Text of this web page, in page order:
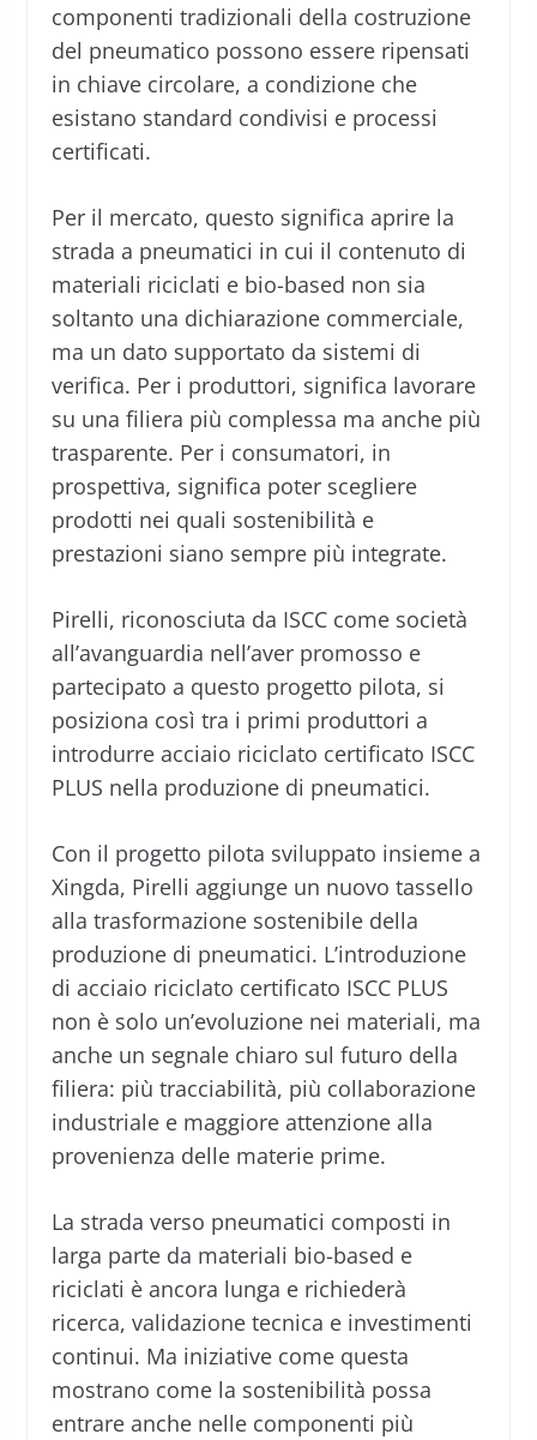
componenti tradizionali della costruzione
del pneumatico possono essere ripensati
in chiave circolare, a condizione che
esistano standard condivisi e processi
certificati.
Per il mercato, questo significa aprire la
strada a pneumatici in cui il contenuto di
materiali riciclati e bio-based non sia
soltanto una dichiarazione commerciale,
ma un dato supportato da sistemi di
verifica. Per i produttori, significa lavorare
su una filiera più complessa ma anche più
trasparente. Per i consumatori, in
prospettiva, significa poter scegliere
prodotti nei quali sostenibilità e
prestazioni siano sempre più integrate.
Pirelli, riconosciuta da ISCC come società
all’avanguardia nell’aver promosso e
partecipato a questo progetto pilota, si
posiziona così tra i primi produttori a
introdurre acciaio riciclato certificato ISCC
PLUS nella produzione di pneumatici.
Con il progetto pilota sviluppato insieme a
Xingda, Pirelli aggiunge un nuovo tassello
alla trasformazione sostenibile della
produzione di pneumatici. L’introduzione
di acciaio riciclato certificato ISCC PLUS
non è solo un’evoluzione nei materiali, ma
anche un segnale chiaro sul futuro della
filiera: più tracciabilità, più collaborazione
industriale e maggiore attenzione alla
provenienza delle materie prime.
La strada verso pneumatici composti in
larga parte da materiali bio-based e
riciclati è ancora lunga e richiederà
ricerca, validazione tecnica e investimenti
continui. Ma iniziative come questa
mostrano come la sostenibilità possa
entrare anche nelle componenti più